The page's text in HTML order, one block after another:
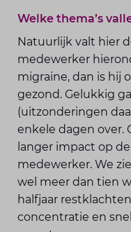
Welke thema’s
Natuurlijk valt hier
medewerker
migraine, dan is hij
gezond. Gelukkig
(uitzonderingen
enkele dagen over.
langer impact op
medewerker. We
wel meer dan tien
halfjaar
concentratie en